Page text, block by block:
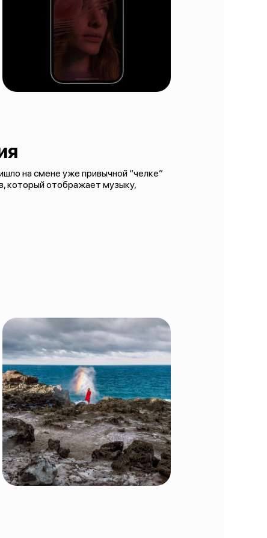
на смене уже привычной “челке”
который отображает музыку,